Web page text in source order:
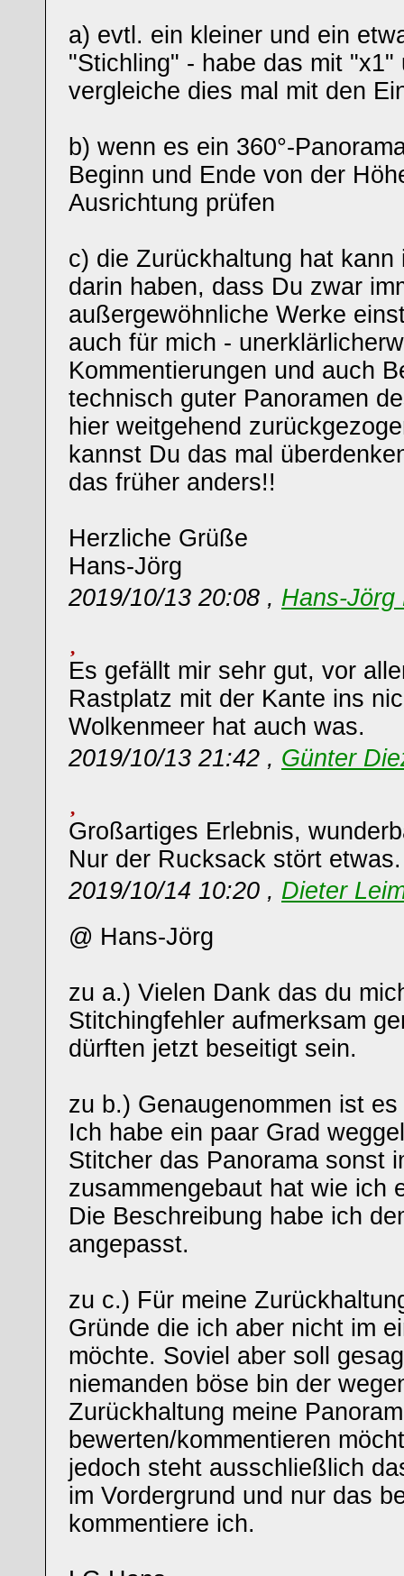
a) evtl. ein kleiner und ein
"Stichling" - habe das mit "x1"
vergleiche dies mal mit den
b) wenn es ein 360°-
Beginn und Ende von der
Ausrichtung prüfen
c) die Zurückhaltung hat kann
darin haben, dass Du zwar
außergewöhnliche Werke
auch für mich -
Kommentierungen und auch
technisch guter Panoramen
hier weitgehend
kannst Du das mal
das früher anders!!
Herzliche Grüße
Hans-Jörg
2019/10/13 20:08 , Hans-Jörg
Es gefällt mir sehr gut, vor
Rastplatz mit der Kante ins
Wolkenmeer hat auch was.
2019/10/13 21:42 , Günter
Großartiges Erlebnis,
Nur der Rucksack stört etwas.
2019/10/14 10:20 , Dieter
@ Hans-Jörg
zu a.) Vielen Dank das du
Stitchingfehler aufmerksam
dürften jetzt beseitigt sein.
zu b.) Genaugenommen ist
Ich habe ein paar Grad
Stitcher das Panorama sonst
zusammengebaut hat wie ich
Die Beschreibung habe ich
angepasst.
zu c.) Für meine
Gründe die ich aber nicht im
möchte. Soviel aber soll
niemanden böse bin der
Zurückhaltung meine
bewerten/kommentieren
jedoch steht ausschließlich
im Vordergrund und nur das
kommentiere ich.